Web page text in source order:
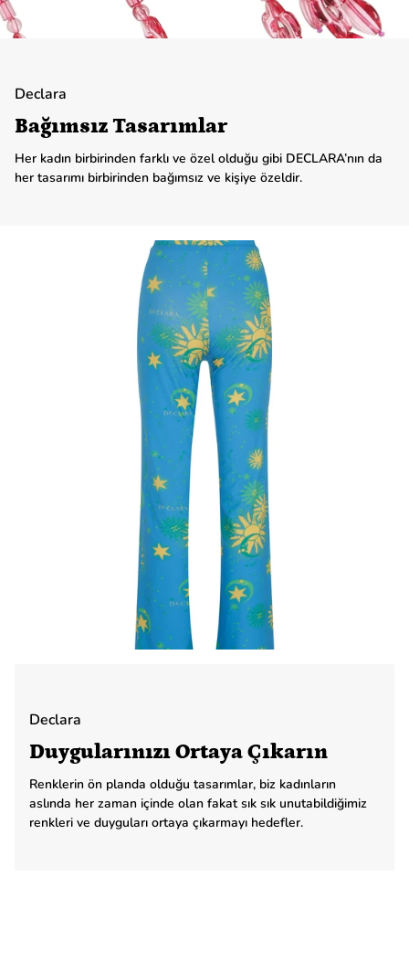
Declara
Bağımsız Tasarımlar
Her kadın birbirinden farklı ve özel olduğu gibi DECLARA’nın da
her tasarımı birbirinden bağımsız ve kişiye özeldir.
Declara
Duygularınızı Ortaya Çıkarın
Renklerin ön planda olduğu tasarımlar, biz kadınların
aslında her zaman içinde olan fakat sık sık unutabildiğimiz
renkleri ve duyguları ortaya çıkarmayı hedefler.